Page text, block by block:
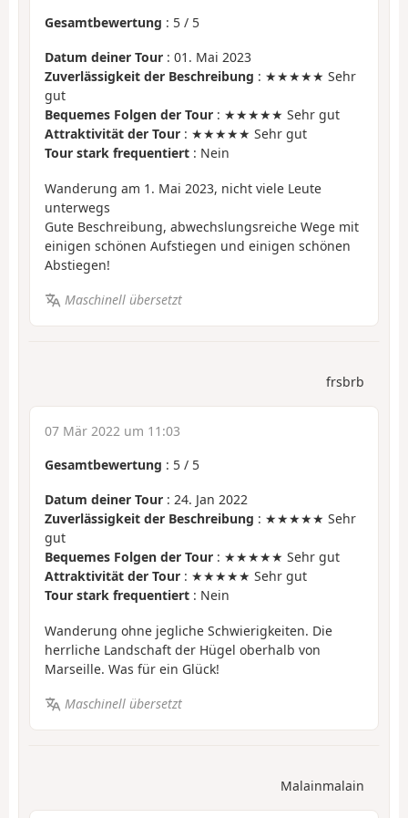
Gesamtbewertung : 5 / 5
Datum deiner Tour : 01. Mai 2023
Zuverlässigkeit der Beschreibung : ★★★★★ Sehr
gut
Bequemes Folgen der Tour : ★★★★★ Sehr gut
Attraktivität der Tour : ★★★★★ Sehr gut
Tour stark frequentiert : Nein
Wanderung am 1. Mai 2023, nicht viele Leute
unterwegs
Gute Beschreibung, abwechslungsreiche Wege mit
einigen schönen Aufstiegen und einigen schönen
Abstiegen!
Maschinell übersetzt
frsbrb
07 Mär 2022 um 11:03
Gesamtbewertung : 5 / 5
Datum deiner Tour : 24. Jan 2022
Zuverlässigkeit der Beschreibung : ★★★★★ Sehr
gut
Bequemes Folgen der Tour : ★★★★★ Sehr gut
Attraktivität der Tour : ★★★★★ Sehr gut
Tour stark frequentiert : Nein
Wanderung ohne jegliche Schwierigkeiten. Die
herrliche Landschaft der Hügel oberhalb von
Marseille. Was für ein Glück!
Maschinell übersetzt
Malainmalain